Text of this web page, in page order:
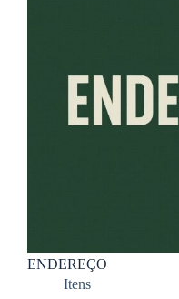
ENDEREÇO
Itens